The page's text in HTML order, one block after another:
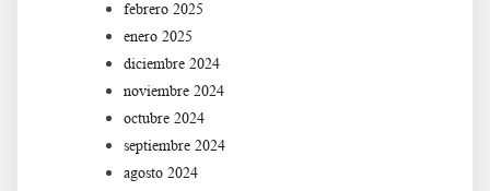
febrero 2025
enero 2025
diciembre 2024
noviembre 2024
octubre 2024
septiembre 2024
agosto 2024